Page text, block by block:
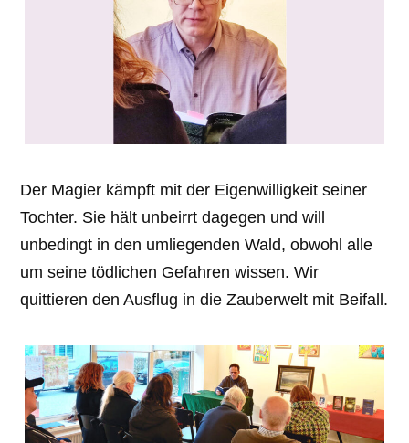
Der Magier kämpft mit der Eigenwilligkeit seiner
Tochter. Sie hält unbeirrt dagegen und will
unbedingt in den umliegenden Wald, obwohl alle
um seine tödlichen Gefahren wissen. Wir
quittieren den Ausflug in die Zauberwelt mit Beifall.